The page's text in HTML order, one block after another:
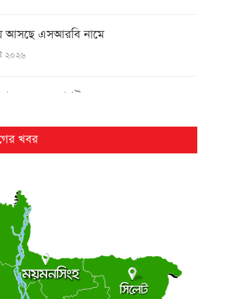
আসছে এসআরবি নামে
২০২৬
ফল ১০ আগস্ট
আলোচনায় কারিনা-বিপাশার চড়-কাণ্ড
২০২৬
ঘোষণা জামায়াত নেতৃত্বাধীন ১১
২০২৬
খবর